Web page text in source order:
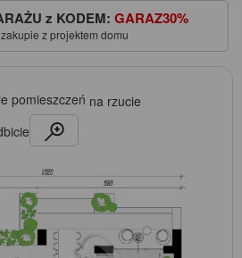
z KODEM: GARAZ30%
z projektem domu
pomieszczeń na rzucie